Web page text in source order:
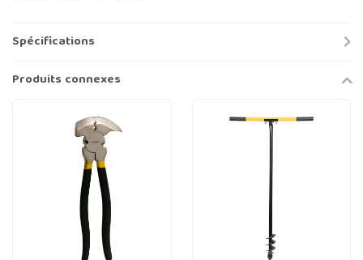
Spécifications
Produits connexes